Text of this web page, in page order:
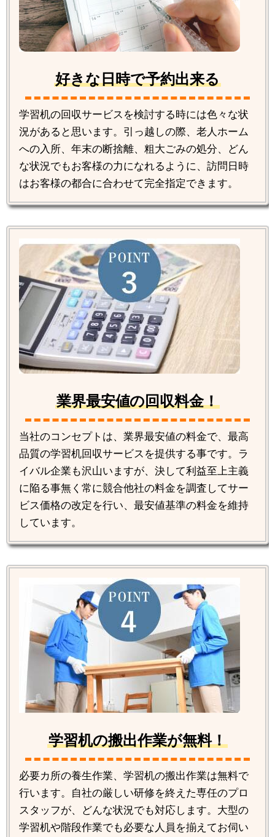
好きな日時で予約出来る
学習机の回収サービスを検討する時には色々な状
況があると思います。引っ越しの際、老人ホーム
への入所、年末の断捨離、粗大ごみの処分、どん
な状況でもお客様の力になれるように、訪問日時
はお客様の都合に合わせて完全指定できます。
業界最安値の回収料金！
当社のコンセプトは、業界最安値の料金で、最高
品質の学習机回収サービスを提供する事です。ラ
イバル企業も沢山いますが、決して利益至上主義
に陥る事無く常に競合他社の料金を調査してサー
ビス価格の改定を行い、最安値基準の料金を維持
しています。
学習机の搬出作業が無料！
必要カ所の養生作業、学習机の搬出作業は無料で
行います。自社の厳しい研修を終えた専任のプロ
スタッフが、どんな状況でも対応します。大型の
学習机や階段作業でも必要な人員を揃えてお伺い